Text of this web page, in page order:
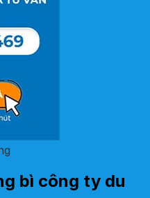
bì công ty du